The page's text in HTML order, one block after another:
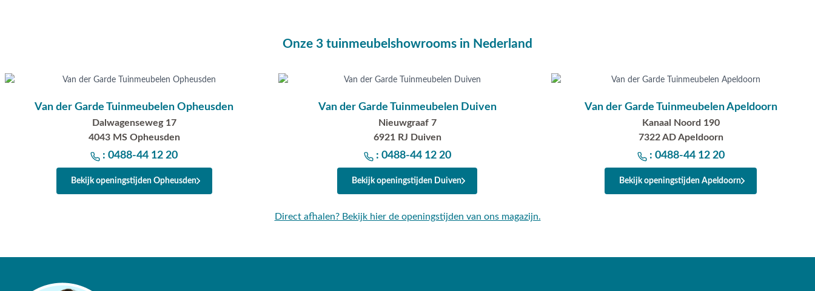
Onze 3 tuinmeubelshowrooms in Nederland
Van der Garde Tuinmeubelen Opheusden
Dalwagenseweg 17
4043 MS Opheusden
: 0488-44 12 20
Bekijk openingstijden Opheusden
Van der Garde Tuinmeubelen Duiven
Nieuwgraaf 7
6921 RJ Duiven
: 0488-44 12 20
Bekijk openingstijden Duiven
Van der Garde Tuinmeubelen Apeldoorn
Kanaal Noord 190
7322 AD Apeldoorn
: 0488-44 12 20
Bekijk openingstijden Apeldoorn
Direct afhalen? Bekijk hier de openingstijden van ons magazijn.